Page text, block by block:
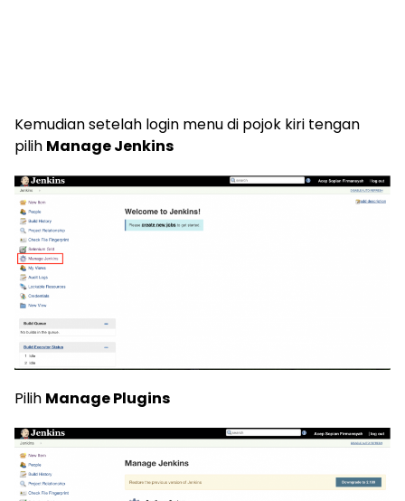
Kemudian setelah login menu di pojok kiri tengan
pilih Manage Jenkins
Pilih Manage Plugins